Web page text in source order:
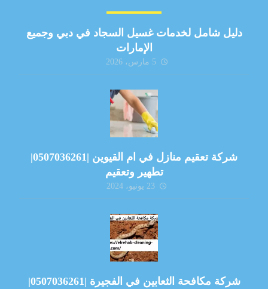
دليل شامل لخدمات غسيل السجاد في دبي وجميع
الإمارات
5 مارس، 2026
شركة تعقيم منازل في ام القيوين |0507036261|
تطهير وتعقيم
23 يونيو، 2024
شركة مكافحة الثعابين في الفجيرة |0507036261|